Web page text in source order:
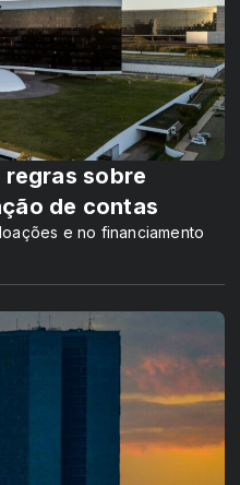
regras sobre
de contas
e no financiamento